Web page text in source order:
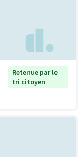
Retenue par le
tri citoyen